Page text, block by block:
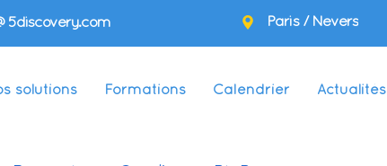
Paris / Nevers
solutions Formations Calendrier Actualités